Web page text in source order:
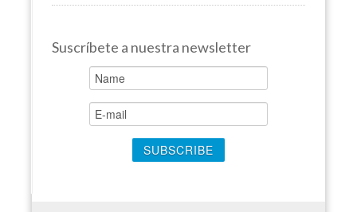
Suscríbete a nuestra newsletter